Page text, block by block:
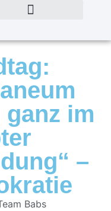
im
–
Babs